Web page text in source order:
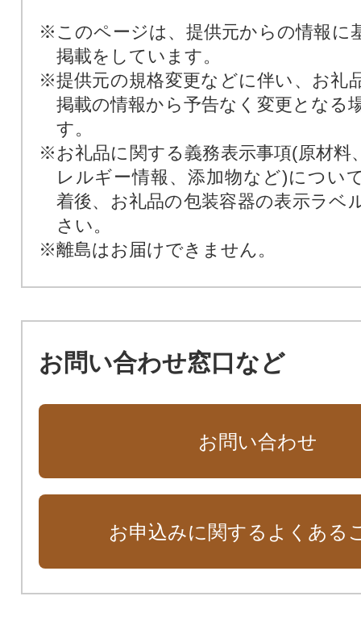
※このページは、提供元からの情報に
掲載をしています。
※提供元の規格変更などに伴い、お礼
掲載の情報から予告なく変更となる
す。
※お礼品に関する義務表示事項(原材料
レルギー情報、添加物など)につい
着後、お礼品の包装容器の表示ラベ
さい。
※離島はお届けできません。
お問い合わせ窓口など
お問い合わせ
お申込みに関するよくある